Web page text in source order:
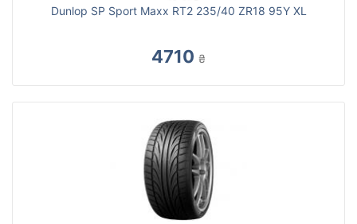
Dunlop SP Sport Maxx RT2 235/40 ZR18 95Y XL
4710 ₴